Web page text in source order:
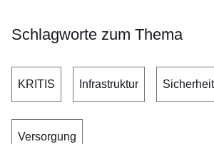
Schlagworte zum Thema
KRITIS Infrastruktur Sicherheit
Versorgung